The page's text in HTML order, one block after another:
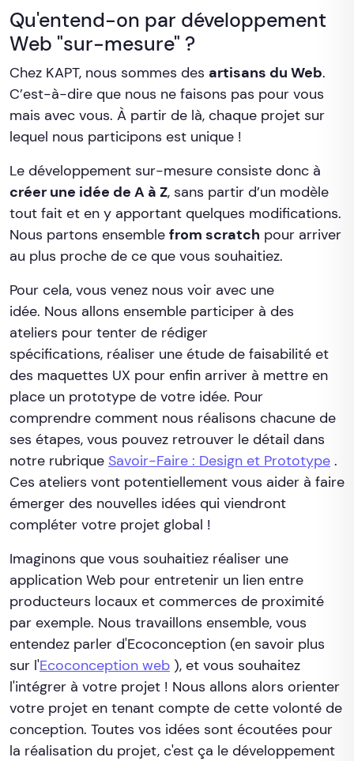
Qu'entend-on par développement
Web "sur-mesure" ?
Chez KAPT, nous sommes des artisans du Web.
C’est-à-dire que nous ne faisons pas pour vous
mais avec vous. À partir de là, chaque projet sur
lequel nous participons est unique !
Le développement sur-mesure consiste donc à
créer une idée de A à Z, sans partir d’un modèle
tout fait et en y apportant quelques modifications.
Nous partons ensemble from scratch pour arriver
au plus proche de ce que vous souhaitiez.
Pour cela, vous venez nous voir avec une
idée. Nous allons ensemble participer à des
ateliers pour tenter de rédiger
spécifications, réaliser une étude de faisabilité et
des maquettes UX pour enfin arriver à mettre en
place un prototype de votre idée. Pour
comprendre comment nous réalisons chacune de
ses étapes, vous pouvez retrouver le détail dans
notre rubrique Savoir-Faire : Design et Prototype .
Ces ateliers vont potentiellement vous aider à faire
émerger des nouvelles idées qui viendront
compléter votre projet global !
Imaginons que vous souhaitiez réaliser une
application Web pour entretenir un lien entre
producteurs locaux et commerces de proximité
par exemple. Nous travaillons ensemble, vous
entendez parler d'Ecoconception (en savoir plus
sur l'Ecoconception web ), et vous souhaitez
l'intégrer à votre projet ! Nous allons alors orienter
votre projet en tenant compte de cette volonté de
conception. Toutes vos idées sont écoutées pour
la réalisation du projet, c'est ça le développement